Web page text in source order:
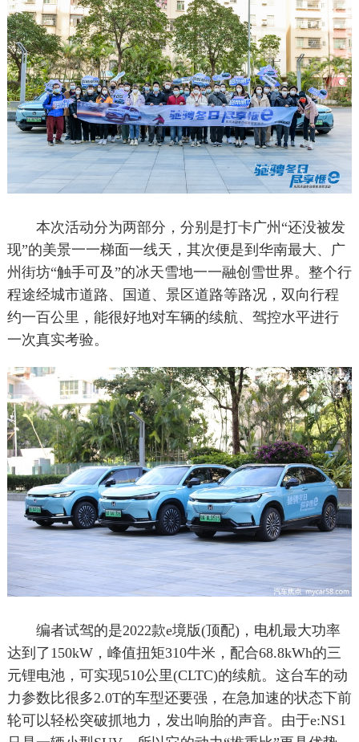
本次活动分为两部分，分别是打卡广州“还没被发
现”的美景一一梯面一线天，其次便是到华南最大、广
州街坊“触手可及”的冰天雪地一一融创雪世界。整个行
程途经城市道路、国道、景区道路等路况，双向行程
约一百公里，能很好地对车辆的续航、驾控水平进行
一次真实考验。
编者试驾的是2022款e境版(顶配)，电机最大功率
达到了150kW，峰值扭矩310牛米，配合68.8kWh的三
元锂电池，可实现510公里(CLTC)的续航。这台车的动
力参数比很多2.0T的车型还要强，在急加速的状态下前
轮可以轻松突破抓地力，发出响胎的声音。由于e:NS1